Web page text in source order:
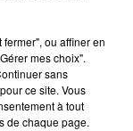
ou affiner en
mes choix".
sans
ce site. Vous
à tout
de chaque page.